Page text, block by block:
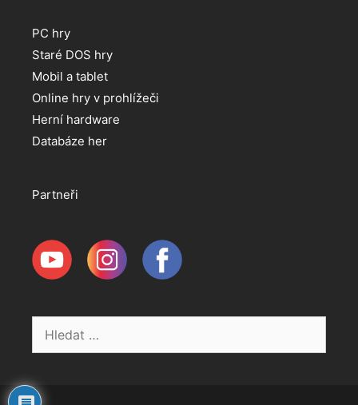
PC hry
Staré DOS hry
Mobil a tablet
Online hry v prohlížeči
Herní hardware
Databáze her
Partneři